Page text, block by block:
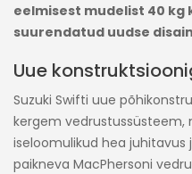
eelmisest mudelist 40 kg
suurendatud uudse
Uue
Suzuki Swifti uue
kergem vedrustussüsteem,
iseloomulikud hea juhitavus
paikneva MacPhersoni